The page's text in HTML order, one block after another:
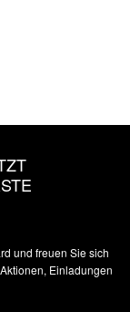
und freuen Sie sich
Einladungen